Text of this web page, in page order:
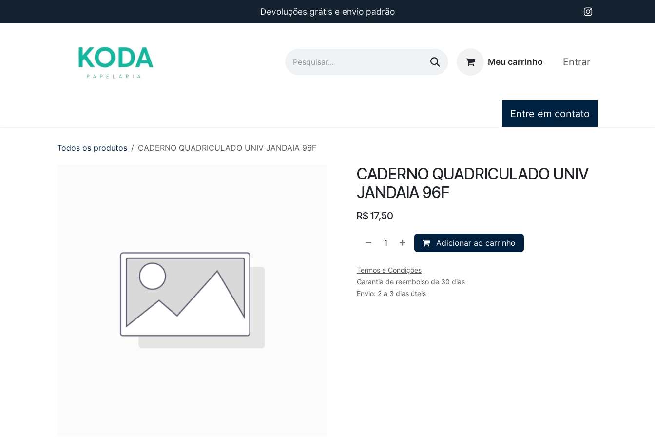
Devoluções grátis e envio padrão
Meu carrinho Entrar
Entre em contato
Todos os produtos CADERNO QUADRICULADO UNIV JANDAIA 96F
CADERNO QUADRICULADO UNIV
JANDAIA 96F
R$ 17,50
Adicionar ao carrinho
Termos e Condições
Garantia de reembolso de 30 dias
Envio: 2 a 3 dias úteis